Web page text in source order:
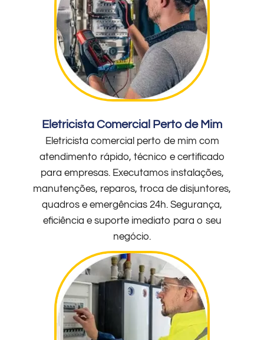
Eletricista Comercial Perto de Mim
Eletricista comercial perto de mim com
atendimento rápido, técnico e certificado
para empresas. Executamos instalações,
manutenções, reparos, troca de disjuntores,
quadros e emergências 24h. Segurança,
eficiência e suporte imediato para o seu
negócio.